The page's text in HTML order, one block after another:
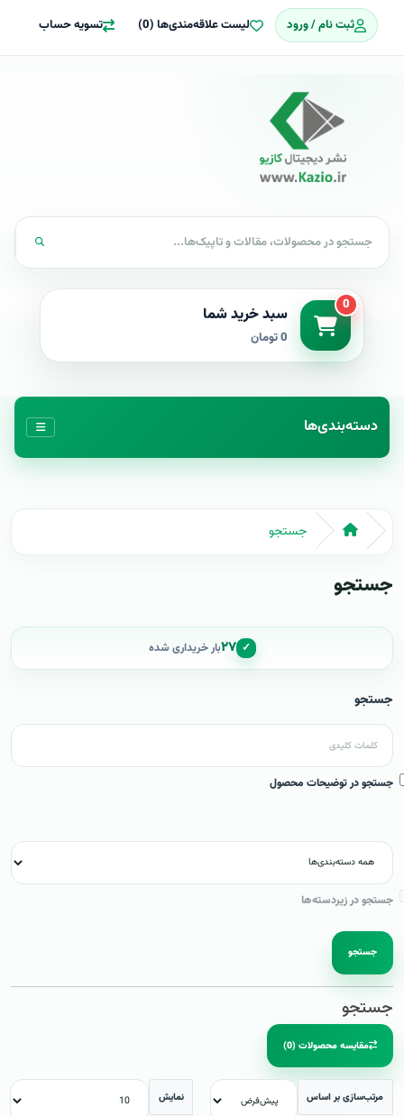
ثبت نام / ورود لیست علاقه‌مندی‌ها (0) تسویه حساب
0 سبد خرید شما
0 تومان
دسته‌بندی‌ها
جستجو
جستجو
✓ ۲۷بار خریداری شده
جستجو
جستجو در توضیحات محصول
جستجو در زیردسته‌ها
جستجو
جستجو
مقایسه محصولات (0)
مرتب‌سازی بر اساس نمایش